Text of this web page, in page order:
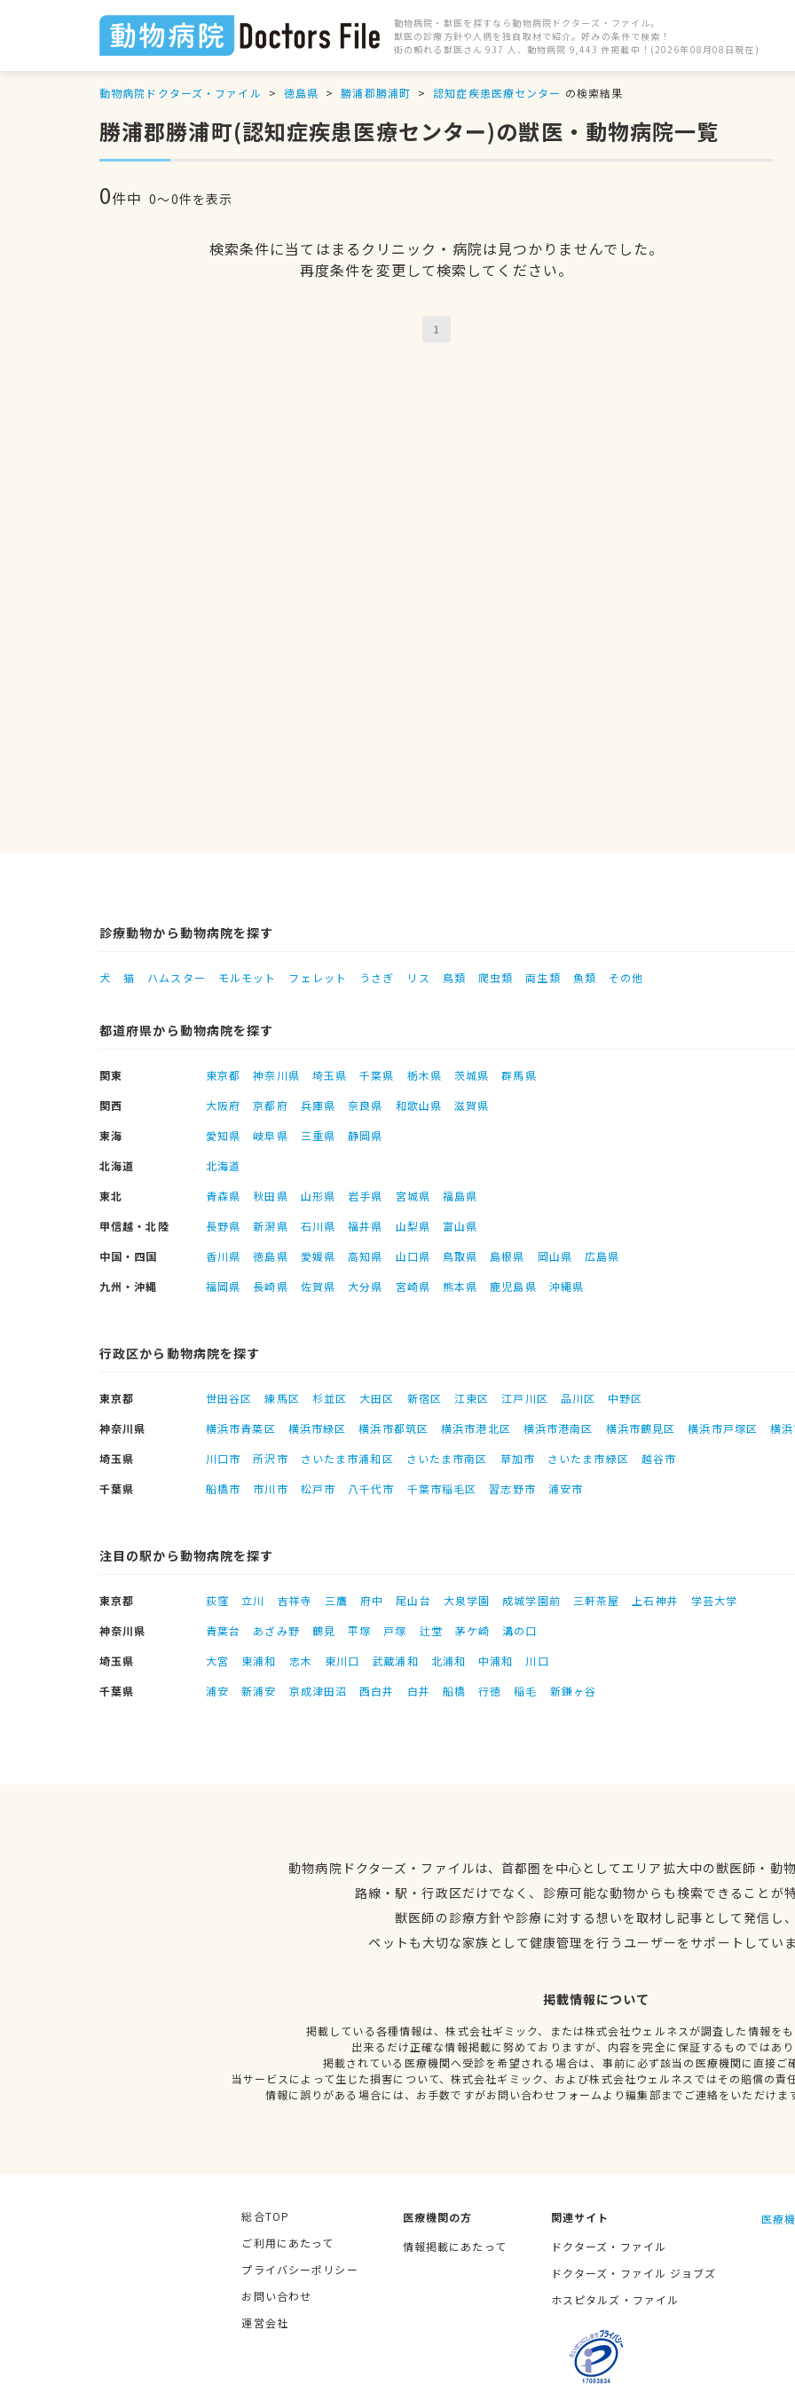
動物病院・獣医を探すなら動物病院ドクターズ・ファイル。
獣医の診療方針や人柄を独自取材で紹介。好みの条件で検索！
街の頼れる獣医さん 937 人、動物病院 9,443 件掲載中！(2026年08月08日現在)
動物病院ドクターズ・ファイル 徳島県 勝浦郡勝浦町 認知症疾患医療センター の検索結果
勝浦郡勝浦町(認知症疾患医療センター)の獣医・動物病院一覧
0件中 0〜0件を表示
検索条件に当てはまるクリニック・病院は見つかりませんでした。
再度条件を変更して検索してください。
1
診療動物から動物病院を探す
犬 猫 ハムスター モルモット フェレット うさぎ リス 鳥類 爬虫類 両生類 魚類 その他
都道府県から動物病院を探す
関東 東京都 神奈川県 埼玉県 千葉県 栃木県 茨城県
群馬県
関西
大阪府 京都府 兵庫県 奈良県 和歌山県
滋賀県
東海
愛知県 岐阜県 三重県
静岡県
北海道
北海道
東北
青森県 秋田県 山形県 岩手県 宮城県
福島県
甲信越・北陸
長野県 新潟県 石川県 福井県 山梨県
富山県
中国・四国
香川県 徳島県 愛媛県 高知県 山口県 鳥取県 島根県 岡山県
広島県
九州・沖縄
福岡県 長崎県 佐賀県 大分県 宮崎県 熊本県 鹿児島県 沖縄県
行政区から動物病院を探す
東京都 世田谷区 練馬区 杉並区 大田区 新宿区 江東区 江戸川区 品川区
中野区
神奈川県
横浜市青葉区 横浜市緑区 横浜市都筑区 横浜市港北区 横浜市港南区 横浜市鶴見区 横浜市戸塚区
横
埼玉県
川口市 所沢市 さいたま市浦和区 さいたま市南区 草加市 さいたま市緑区
越谷市
千葉県
船橋市 市川市 松戸市 八千代市 千葉市稲毛区 習志野市 浦安市
注目の駅から動物病院を探す
東京都 荻窪 立川 吉祥寺 三鷹 府中 尾山台 大泉学園 成城学園前 三軒茶屋 上石神井
学芸大学
神奈川県
青葉台 あざみ野 鶴見 平塚 戸塚 辻堂 茅ケ崎
溝の口
埼玉県
大宮 東浦和 志木 東川口 武蔵浦和 北浦和 中浦和
川口
千葉県
浦安 新浦安 京成津田沼 西白井 白井 船橋 行徳 稲毛 新鎌ヶ谷
動物病院ドクターズ・ファイルは、首都圏を中心としてエリア拡大中の獣医師・動
路線・駅・行政区だけでなく、診療可能な動物からも検索できることが
獣医師の診療方針や診療に対する想いを取材し記事として発信し
ペットも大切な家族として健康管理を行うユーザーをサポートしてい
掲載情報について
掲載している各種情報は、株式会社ギミック、または株式会社ウェルネスが調査した情報を
出来るだけ正確な情報掲載に努めておりますが、内容を完全に保証するものではあ
掲載されている医療機関へ受診を希望される場合は、事前に必ず該当の医療機関に直接ご
当サービスによって生じた損害について、株式会社ギミック、および株式会社ウェルネスではその賠償の責
情報に誤りがある場合には、お手数ですがお問い合わせフォームより編集部までご連絡をいただけま
総合TOP
ご利用にあたって
プライバシーポリシー
お問い合わせ
運営会社
医療機関の方
情報掲載にあたって
関連サイト
ドクターズ・ファイル
ドクターズ・ファイル ジョブズ
ホスピタルズ・ファイル
医療